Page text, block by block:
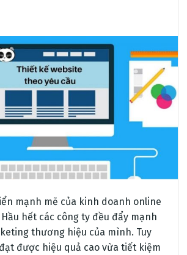
mạnh mẽ của kinh doanh online
hết các công ty đều đẩy mạnh
thương hiệu của mình. Tuy
được hiệu quả cao vừa tiết kiệm